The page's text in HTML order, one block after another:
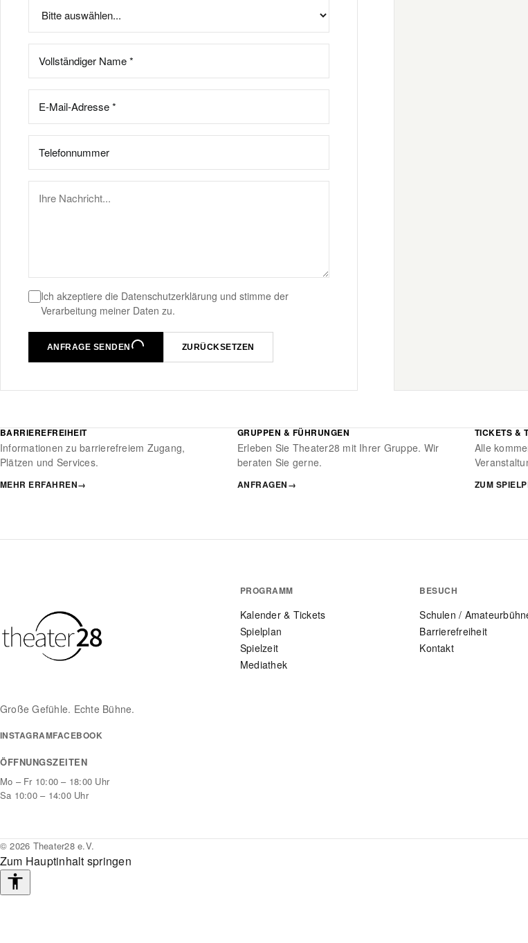
Ich akzeptiere die Datenschutzerklärung und stimme der
Verarbeitung meiner Daten zu.
ANFRAGE SENDEN ZURÜCKSETZEN
BARRIEREFREIHEIT
Informationen zu barrierefreiem Zugang,
Plätzen und Services.
MEHR ERFAHREN→
GRUPPEN & FÜHRUNGEN
Erleben Sie Theater28 mit Ihrer Gruppe. Wir
beraten Sie gerne.
ANFRAGEN→
TICKETS &
Alle
ZUM
Große Gefühle. Echte Bühne.
INSTAGRAMFACEBOOK
ÖFFNUNGSZEITEN
Mo – Fr 10:00 – 18:00 Uhr
Sa 10:00 – 14:00 Uhr
PROGRAMM
Kalender & Tickets
Spielplan
Spielzeit
Mediathek
BESUCH
Schulen /
Barrierefreiheit
Kontakt
© 2026 Theater28 e.V.
Zum Hauptinhalt springen
Barrierefreiheits-